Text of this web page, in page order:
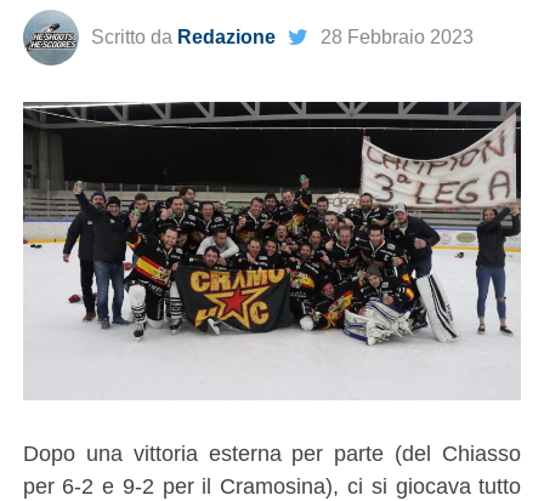
Scritto da Redazione 28 Febbraio 2023
Dopo una vittoria esterna per parte (del Chiasso
per 6-2 e 9-2 per il Cramosina), ci si giocava tutto